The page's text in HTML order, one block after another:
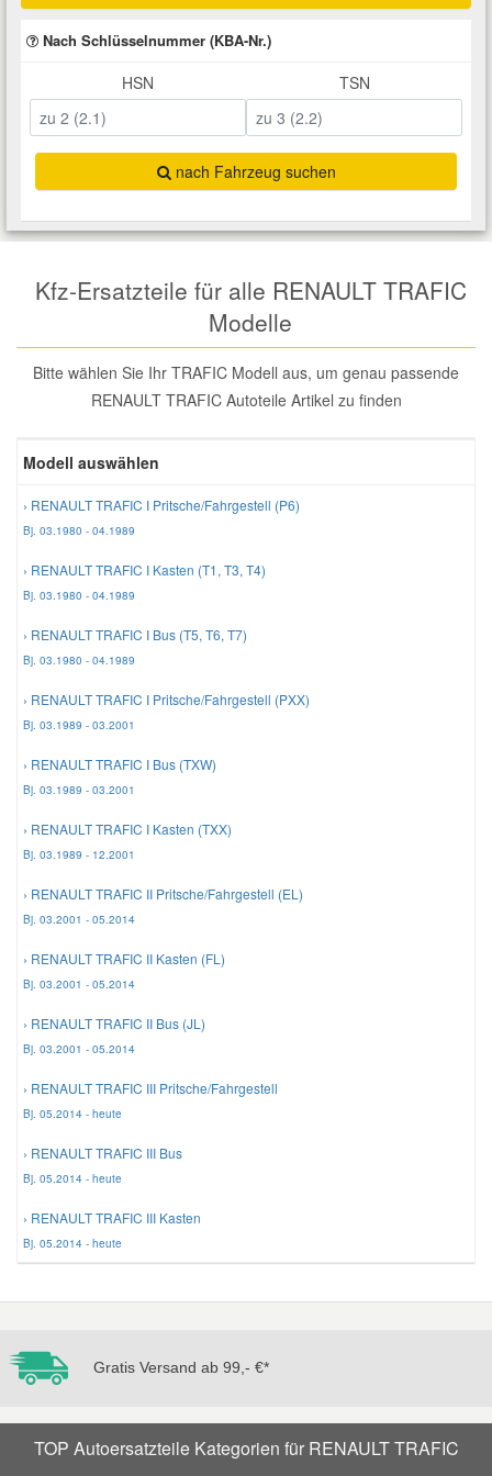
Nach Schlüsselnummer (KBA-Nr.)
HSN TSN
nach Fahrzeug suchen
Kfz-Ersatzteile für alle RENAULT TRAFIC
Modelle
Bitte wählen Sie Ihr TRAFIC Modell aus, um genau passende
RENAULT TRAFIC Autoteile Artikel zu finden
Modell auswählen
› RENAULT TRAFIC I Pritsche/Fahrgestell (P6)
Bj. 03.1980 - 04.1989
› RENAULT TRAFIC I Kasten (T1, T3, T4)
Bj. 03.1980 - 04.1989
› RENAULT TRAFIC I Bus (T5, T6, T7)
Bj. 03.1980 - 04.1989
› RENAULT TRAFIC I Pritsche/Fahrgestell (PXX)
Bj. 03.1989 - 03.2001
› RENAULT TRAFIC I Bus (TXW)
Bj. 03.1989 - 03.2001
› RENAULT TRAFIC I Kasten (TXX)
Bj. 03.1989 - 12.2001
› RENAULT TRAFIC II Pritsche/Fahrgestell (EL)
Bj. 03.2001 - 05.2014
› RENAULT TRAFIC II Kasten (FL)
Bj. 03.2001 - 05.2014
› RENAULT TRAFIC II Bus (JL)
Bj. 03.2001 - 05.2014
› RENAULT TRAFIC III Pritsche/Fahrgestell
Bj. 05.2014 - heute
› RENAULT TRAFIC III Bus
Bj. 05.2014 - heute
› RENAULT TRAFIC III Kasten
Bj. 05.2014 - heute
Gratis Versand ab 99,- €*
TOP Autoersatzteile Kategorien für RENAULT TRAFIC
Heizung und Klimaanlage
Kraftstoffsystem
Kühlung
Karosserieteile
Zündanlage und Glühanlage
Reiniger
Rostlöser
Fahrwerk Werkzeuge
Halterung Abgasstrang
Motortechnik Werkzeuge
Prüf- und Messwerkzeuge
Reparatur-Zubehör
Karosserie Werkzeug
Kfz-Pflege
Kofferraumwanne
Pannenhilfe
Reifen Zubehör
Schlüsselgehäuse
Werkstattbedarf
Winter-Autozubehör
VW Ersatzteile
Abarth Ersatzteile
Alfa Romeo Ersatzteile
Audi Ersatzteile
BMW Ersatzteile
Chevrolet Ersatzteile
Chrysler Ersatzteile
Cupra Ersatzteile
Daewoo Ersatzteile
Daihatsu Ersatzteile
Dodge Ersatzteile
Honda Ersatzteile
Hyundai Ersatzteile
Kia Ersatzteile
Lancia Ersatzteile
Mazda Ersatzteile
Mercedes Ersatzteile
Mini Ersatzteile
Mitsubishi Ersatzteile